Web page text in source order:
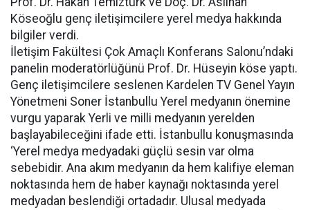
Köseoğlu genç iletişimcilere yerel medya hakkında
bilgiler verdi.
İletişim Fakültesi Çok Amaçlı Konferans Salonu’ndaki
panelin moderatörlüğünü Prof. Dr. Hüseyin köse yaptı.
Genç iletişimcilere seslenen Kardelen TV Genel Yayın
Yönetmeni Soner İstanbullu Yerel medyanın önemine
vurgu yaparak Yerli ve milli medyanın yerelden
başlayabileceğini ifade etti. İstanbullu konuşmasında
‘Yerel medya medyadaki güçlü sesin var olma
sebebidir. Ana akım medyanın da hem kalifiye eleman
noktasında hem de haber kaynağı noktasında yerel
medyadan beslendiği ortadadır. Ulusal medyada